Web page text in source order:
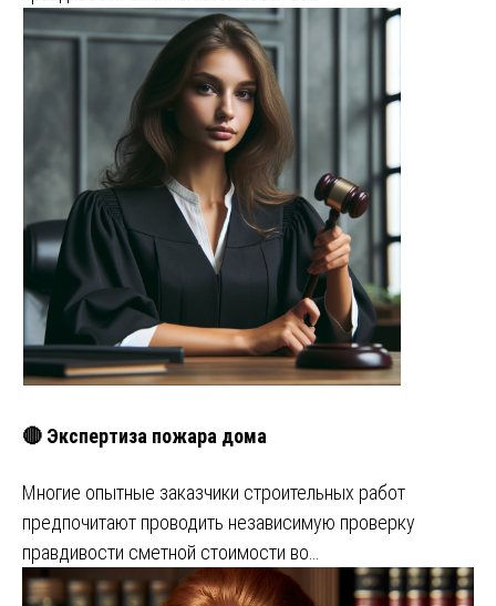
🔴 Экспертиза пожара дома
Многие опытные заказчики строительных работ
предпочитают проводить независимую проверку
правдивости сметной стоимости во…